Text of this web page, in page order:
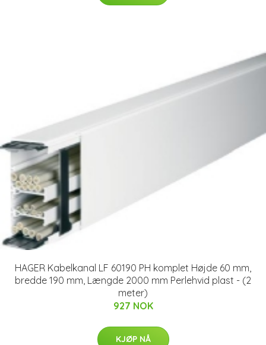
HAGER Kabelkanal LF 60190 PH komplet Højde 60 mm,
bredde 190 mm, Længde 2000 mm Perlehvid plast - (2
meter)
927 NOK
KJØP NÅ